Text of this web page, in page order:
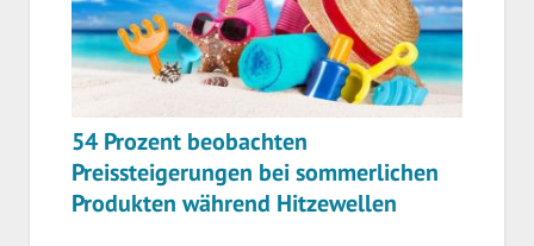
54 Prozent beobachten
Preissteigerungen bei sommerlichen
Produkten während Hitzewellen